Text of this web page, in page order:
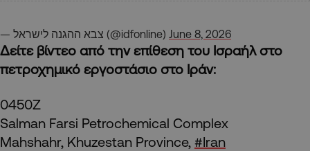
— צבא ההגנה לישראל (@idfonline) June 8, 2026
Δείτε βίντεο από την επίθεση του Ισραήλ στο
πετροχημικό εργοστάσιο στο Ιράν:
0450Z
Salman Farsi Petrochemical Complex
Mahshahr, Khuzestan Province, #Iran